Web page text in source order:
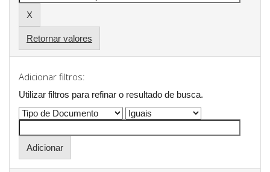
Retornar valores
Adicionar filtros:
Utilizar filtros para refinar o resultado de busca.